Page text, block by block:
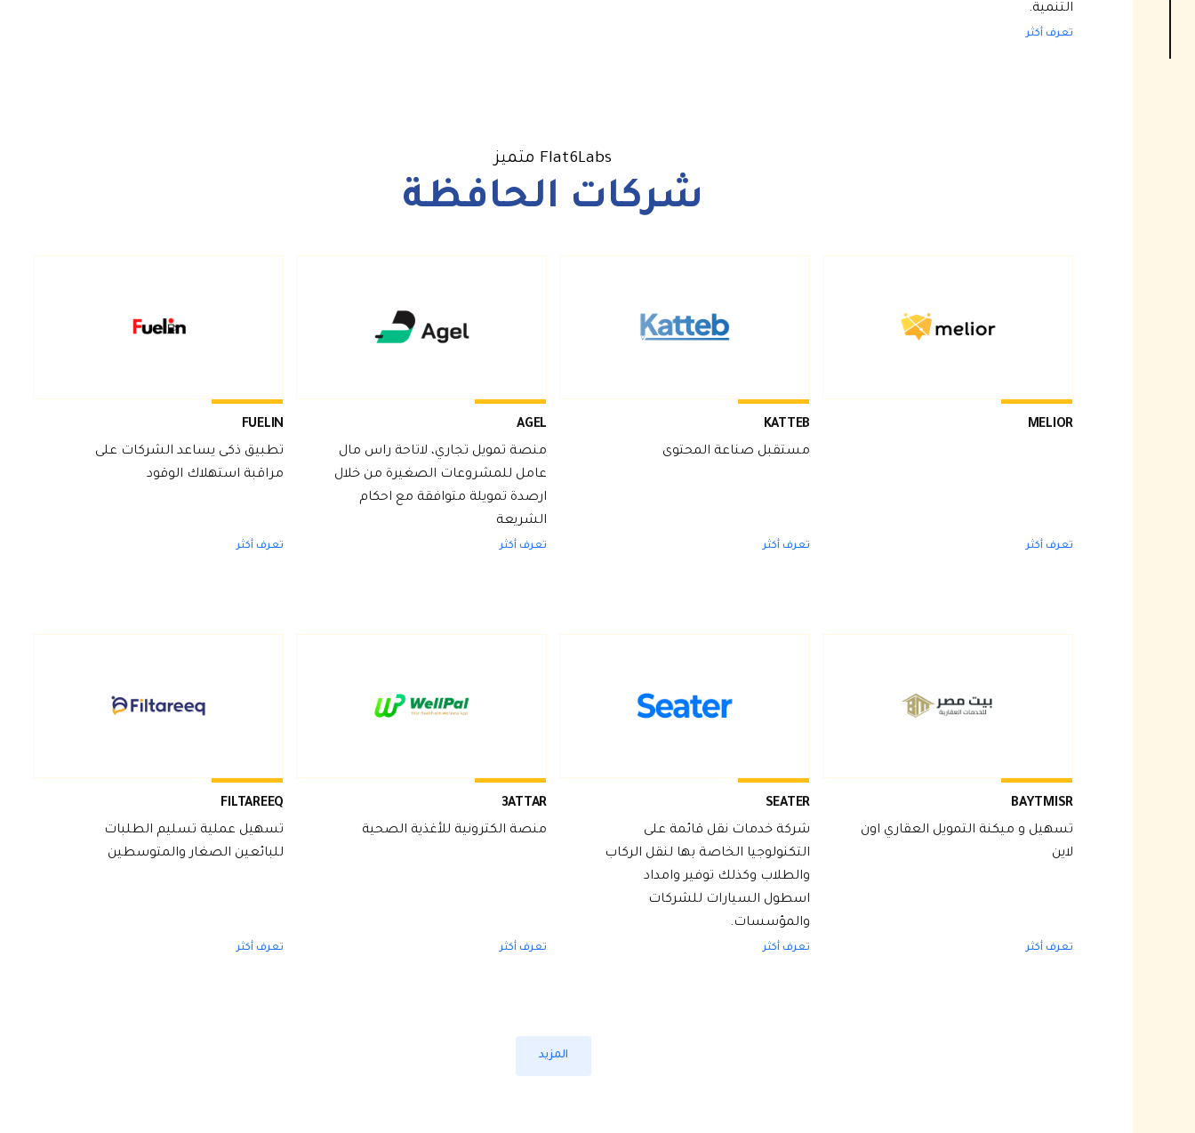
التنمية.
تعرف أكثر
Flat6Labs متميز
شركات الحافظة
MELIOR
تعرف أكثر
KATTEB
مستقبل صناعة المحتوى
تعرف أكثر
AGEL
منصة تمويل تجاري، لاتاحة راس مال
عامل للمشروعات الصغيرة من خلال
ارصدة تمويلة متوافقة مع احكام
الشريعة
تعرف أكثر
FUELIN
تطبيق ذكى يساعد الشركات على
مراقبة استهلاك الوقود
تعرف أكثر
BAYTMISR
تسهيل و ميكنة التمويل العقاري اون
لاين
تعرف أكثر
SEATER
شركة خدمات نقل قائمة على
التكنولوجيا الخاصة بها لنقل الركاب
والطلاب وكذلك توفير وامداد
اسطول السيارات للشركات
والمؤسسات.
تعرف أكثر
3ATTAR
منصة الكترونية للأغذية الصحية
تعرف أكثر
FILTAREEQ
تسهيل عملية تسليم الطلبات
للبائعين الصغار والمتوسطين
تعرف أكثر
المزيد